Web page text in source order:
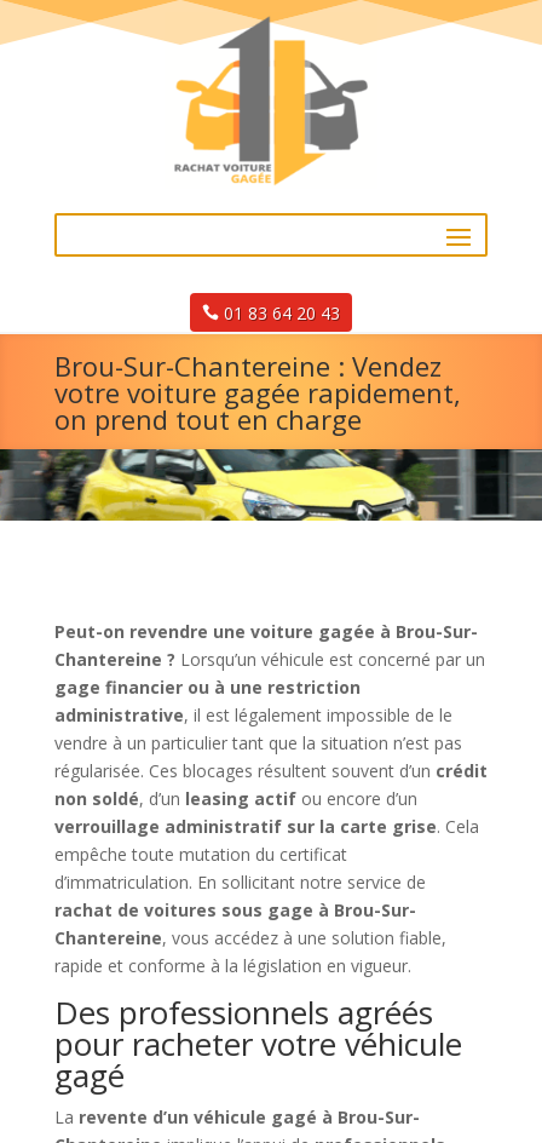
01 83 64 20 43
Brou-Sur-Chantereine : Vendez
votre voiture gagée rapidement,
on prend tout en charge
Peut-on revendre une voiture gagée à Brou-Sur-
Chantereine ? Lorsqu’un véhicule est concerné par un
gage financier ou à une restriction
administrative, il est légalement impossible de le
vendre à un particulier tant que la situation n’est pas
régularisée. Ces blocages résultent souvent d’un crédit
non soldé, d’un leasing actifou encore d’un
verrouillage administratif sur la carte grise. Cela
empêche toute mutation du certificat
d’immatriculation. En sollicitant notre service de
rachat de voitures sous gage à Brou-Sur-
Chantereine, vous accédez à une solution fiable,
rapide et conforme à la législation en vigueur.
Des professionnels agréés
pour racheter votre véhicule
gagé
La revente d’un véhicule gagé à Brou-Sur-